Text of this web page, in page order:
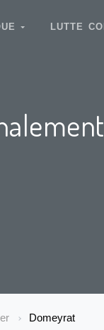
LUTTE
Domeyrat